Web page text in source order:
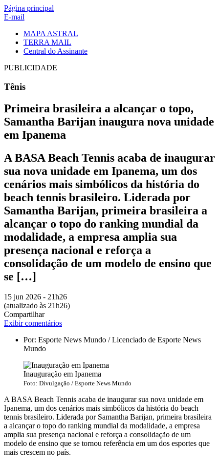
Página principal
E-mail
MAPA ASTRAL
TERRA MAIL
Central do Assinante
PUBLICIDADE
Tênis
Primeira brasileira a alcançar o topo,
Samantha Barijan inaugura nova unidade
em Ipanema
A BASA Beach Tennis acaba de inaugurar
sua nova unidade em Ipanema, um dos
cenários mais simbólicos da história do
beach tennis brasileiro. Liderada por
Samantha Barijan, primeira brasileira a
alcançar o topo do ranking mundial da
modalidade, a empresa amplia sua
presença nacional e reforça a
consolidação de um modelo de ensino que
se […]
15 jun 2026 - 21h26
(atualizado às 21h26)
Compartilhar
Exibir comentários
Por: Esporte News Mundo / Licenciado de Esporte News
Mundo
Inauguração em Ipanema
Foto: Divulgação / Esporte News Mundo
A BASA Beach Tennis acaba de inaugurar sua nova unidade em
Ipanema, um dos cenários mais simbólicos da história do beach
tennis brasileiro. Liderada por Samantha Barijan, primeira brasileira
a alcançar o topo do ranking mundial da modalidade, a empresa
amplia sua presença nacional e reforça a consolidação de um
modelo de ensino que se tornou referência em um dos esportes que
mais crescem no país.